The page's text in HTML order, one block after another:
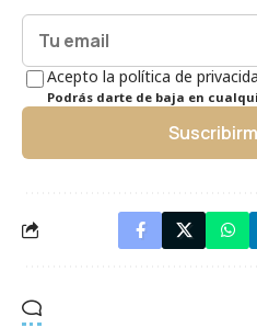
Acepto la política de
Podrás darte de baja en